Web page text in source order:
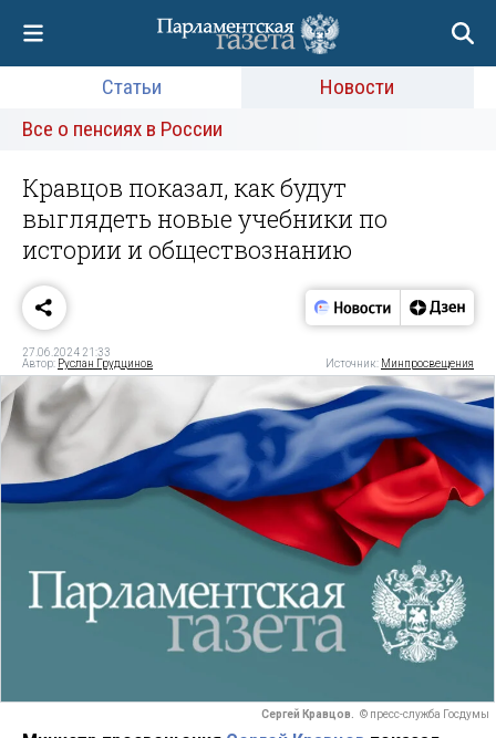
Статьи
Новости
Все о пенсиях в России
Кравцов показал, как будут
выглядеть новые учебники по
истории и обществознанию
27.06.2024 21:33
Автор: Руслан Грудцинов Источник: Минпросвещения
Сергей Кравцов. © пресс-служба Госдумы